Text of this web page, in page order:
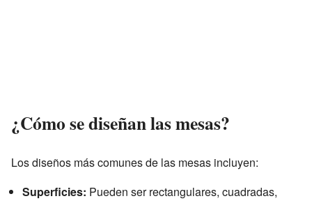
¿Cómo se diseñan las mesas?
Los diseños más comunes de las mesas incluyen:
Superficies: Pueden ser rectangulares, cuadradas,